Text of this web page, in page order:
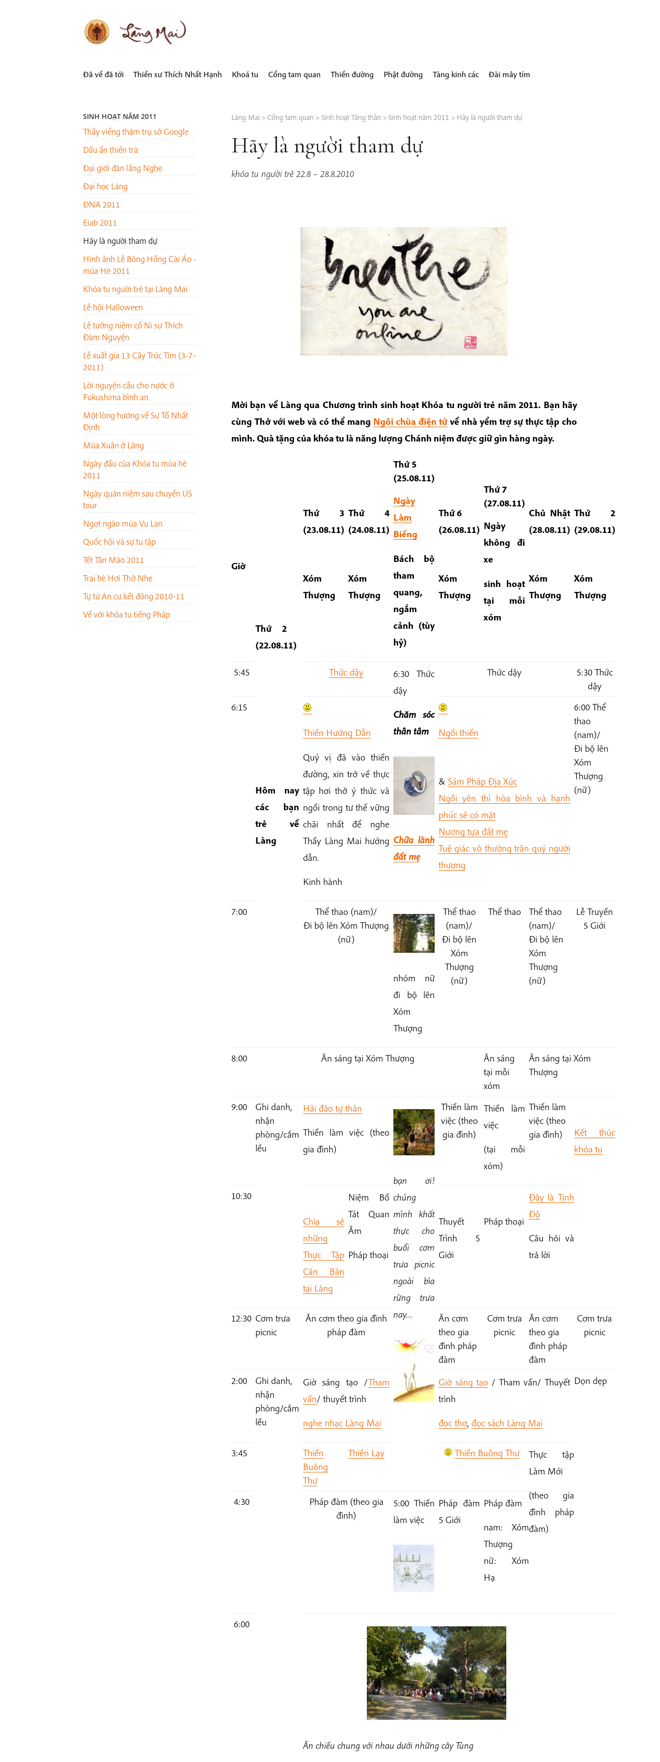
LÀNG MAI
Đã về đã tới Thiền sư Thích Nhất Hạnh Khoá tu Cổng tam quan Thiền đường Phật đường Tàng kinh các Đài mây tím
SINH HOẠT NĂM 2011
­Thầy viếng thăm trụ sở Google
Dấu ấn thiền trà
Đại giới đàn lắng Nghe
Đại học Làng
ĐNA 2011
Eiab 2011
Hãy là người tham dự
Hình ảnh Lễ Bông Hồng Cài Áo -
mùa Hè 2011
Khóa tu người trẻ tại Làng Mai
Lễ hội Halloween
Lễ tưởng niệm cố Ni sư Thích
Đàm Nguyện
Lễ xuất gia 13 Cây Trúc Tím (3-7-
2011)
Lời nguyện cầu cho nước ở
Fukushima bình an
Một lòng hướng về Sư Tổ Nhất
Định
Mùa Xuân ở Làng
Ngày đầu của Khóa tu mùa hè
2011
Ngày quán niệm sau chuyến US
tour
Ngọt ngào mùa Vu Lan
Quốc hội và sự tu tập
Tết Tân Mão 2011
Trại hè Hơi Thở Nhẹ
Tự tứ An cư kết đông 2010-11
Về với khóa tu tiếng Pháp
Làng Mai> Cổng tam quan > Sinh hoạt Tăng thân > Sinh hoạt năm 2011 > Hãy là người tham dự
Hãy là người tham dự
khóa tu người trẻ 22.8 – 28.8.2010
Mời bạn về Làng qua Chương trình sinh hoạt Khóa tu người trẻ năm 2011. Bạn hãy
cùng Thở với web và có thể mang Ngôi chùa điện tửvề nhà yểm trợ sự thực tập cho
mình. Quà tặng của khóa tu là năng lượng Chánh niệm được giữ gìn hàng ngày.
Giờ
Thứ 2
(22.08.11)
Hôm nay
các bạn
trẻ về
Làng
Thứ 3
(23.08.11)
Xóm
Thượng
Thứ 4
(24.08.11)
Xóm
Thượng
Thứ 5
(25.08.11)
Ngày
Làm
Biếng
Bách bộ
tham
quang,
ngắm
cảnh (tùy
hỷ)
Thứ 6
(26.08.11)
Xóm
Thượng
Thứ 7
(27.08.11)
Ngày
không đi
xe
sinh hoạt
tại mỗi
xóm
Chủ Nhật
(28.08.11)
Xóm
Thượng
Thứ 2
(29.08.11)
Xóm
Thượng
5:45 Thức dậy
6:30 Thức
dậy
Chăm sóc
thân tâm
Chữa lành
đất mẹ
Thức dậy
5:30 Thức
dậy
6:15
Thiền Hướng Dẫn
Quý vị đã vào thiền
đường, xin trở về thực
tập hơi thở ý thức và
ngồi trong tư thế vững
chãi nhất để nghe
Thầy Làng Mai hướng
dẫn.
Kinh hành
Ngồi thiền
& Sám Pháp Địa Xúc
Ngồi yên thì hòa bình và hạnh
phúc sẽ có mặt
Nương tựa đất mẹ
Tuệ giác vô thường trân quý người
thương
6:00 Thể
thao
(nam)/
Đi bộ lên
Xóm
Thượng
(nữ)
7:00 Thể thao (nam)/
Đi bộ lên Xóm Thượng
(nữ)
nhóm nữ
đi bộ lên
Xóm
Thượng
Thể thao
(nam)/
Đi bộ lên
Xóm
Thượng
(nữ)
Thể thao
Thể thao
(nam)/
Đi bộ lên
Xóm
Thượng
(nữ)
Lễ Truyền
5 Giới
8:00 Ăn sáng tại Xóm Thượng
Ăn sáng
tại mỗi
xóm
Ăn sáng tại Xóm
Thượng
9:00
Ghi danh,
nhận
phòng/cắm
lều
Hải đảo tự thân
Thiền làm việc (theo
gia đình)
bạn ơi!
chúng
mình khất
thực cho
buổi cơm
trưa picnic
ngoài bìa
rừng trưa
nay…
Thiền làm
việc (theo
gia đình)
Thiền làm
việc
(tại mỗi
xóm)
Thiền làm
việc (theo
gia đình)
Kết thúc
khóa tu
10:30
Chia sẻ
những
Thực Tập
Căn Bản
tại Làng
Niệm Bồ
Tát Quan
Âm
Pháp thoại
Thuyết
Trình 5
Giới
Pháp thoại
Đây là Tịnh
Độ
Câu hỏi và
trả lời
12:30 Cơm trưa
picnic
Ăn cơm theo gia đình
pháp đàm
Ăn cơm
theo gia
đình pháp
đàm
Cơm trưa
picnic
Ăn cơm
theo gia
đình pháp
đàm
Cơm trưa
picnic
2:00
Ghi danh,
nhận
phòng/cắm
lều
Giờ sáng tạo /Tham
vấn/ thuyết trình
nghe nhạc Làng Mai
Giờ sáng tạo/ Tham vấn/ Thuyết
trình
đọc thơ, đọc sách Làng Mai
Dọn dẹp
3:45
Thiền
Buông
Thư
Thiền Lạy Thiền Buông Thư
Thực tập
Làm Mới
(theo gia
đình pháp
đàm)
4:30 Pháp đàm (theo gia
đình)
5:00 Thiền
làm việc
Pháp đàm
5 Giới
Pháp đàm
nam: Xóm
Thượng
nữ: Xóm
Hạ
6:00
Ăn chiều chung với nhau dưới những cây Tùng